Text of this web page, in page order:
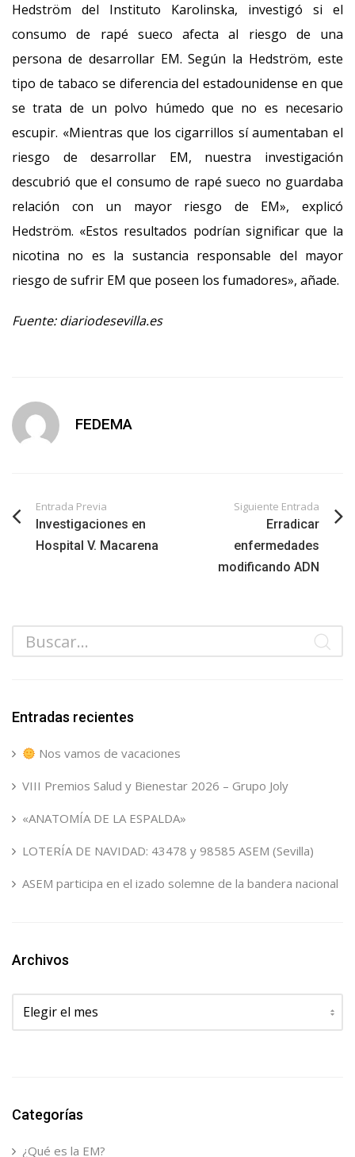
Hedström del Instituto Karolinska, investigó si el
consumo de rapé sueco afecta al riesgo de una
persona de desarrollar EM. Según la Hedström, este
tipo de tabaco se diferencia del estadounidense en que
se trata de un polvo húmedo que no es necesario
escupir. «Mientras que los cigarrillos sí aumentaban el
riesgo de desarrollar EM, nuestra investigación
descubrió que el consumo de rapé sueco no guardaba
relación con un mayor riesgo de EM», explicó
Hedström. «Estos resultados podrían significar que la
nicotina no es la sustancia responsable del mayor
riesgo de sufrir EM que poseen los fumadores», añade.
Fuente: diariodesevilla.es
FEDEMA
Entrada Previa
Investigaciones en
Hospital V. Macarena
Siguiente Entrada
Erradicar
enfermedades
modificando ADN
Entradas recientes
Nos vamos de vacaciones
VIII Premios Salud y Bienestar 2026 – Grupo Joly
«ANATOMÍA DE LA ESPALDA»
LOTERÍA DE NAVIDAD: 43478 y 98585 ASEM (Sevilla)
ASEM participa en el izado solemne de la bandera nacional
Archivos
Archivos
Categorías
¿Qué es la EM?